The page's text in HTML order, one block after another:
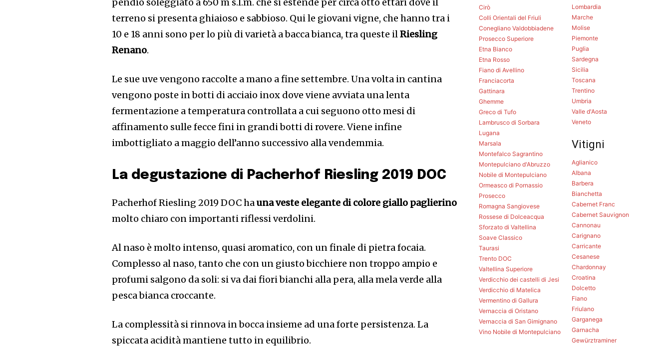
terreno si presenta ghiaioso e sabbioso. Qui le giovani vigne, che hanno tra i
10 e 18 anni sono per lo più di varietà a bacca bianca, tra queste ilRiesling
Renano.
Le sue uve vengono raccolte a mano a fine settembre. Una volta in cantina
vengono poste in botti di acciaio inox dove viene avviata una lenta
fermentazione a temperatura controllata a cui seguono otto mesi di
affinamento sulle fecce fini in grandi botti di rovere. Viene infine
imbottigliato a maggio dell’anno successivo alla vendemmia.
La degustazione di Pacherhof Riesling 2019 DOC
Pacherhof Riesling 2019 DOC hauna veste elegante di colore giallo paglierino
molto chiaro con importanti riflessi verdolini.
Al naso è molto intenso, quasi aromatico, con un finale di pietra focaia.
Complesso al naso, tanto che con un giusto bicchiere non troppo ampio e
profumi salgono da soli: si va dai fiori bianchi alla pera, alla mela verde alla
pesca bianca croccante.
La complessità si rinnova in bocca insieme ad una forte persistenza. La
spiccata acidità mantiene tutto in equilibrio.
Cirò
Colli Orientali del Friuli
Conegliano Valdobbiadene
Prosecco Superiore
Etna Bianco
Etna Rosso
Fiano di Avellino
Franciacorta
Gattinara
Ghemme
Greco di Tufo
Lambrusco di Sorbara
Lugana
Marsala
Montefalco Sagrantino
Montepulciano d'Abruzzo
Nobile di Montepulciano
Ormeasco di Pornassio
Prosecco
Romagna Sangiovese
Rossese di Dolceacqua
Sforzato di Valtellina
Soave Classico
Taurasi
Trento DOC
Valtellina Superiore
Verdicchio dei castelli di Jesi
Verdicchio di Matelica
Vermentino di Gallura
Vernaccia di Oristano
Vernaccia di San Gimignano
Vino Nobile di Montepulciano
Lombardia
Marche
Molise
Piemonte
Puglia
Sardegna
Sicilia
Toscana
Trentino
Umbria
Valle d'Aosta
Veneto
Vitigni
Aglianico
Albana
Barbera
Bianchetta
Cabernet Franc
Cabernet Sauvignon
Cannonau
Carignano
Carricante
Cesanese
Chardonnay
Croatina
Dolcetto
Fiano
Friulano
Garganega
Garnacha
Gewürztraminer